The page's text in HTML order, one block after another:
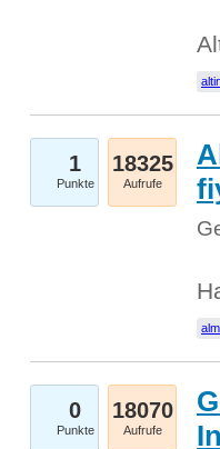
1
Punkte
18325
Aufrufe
0
Punkte
18070
Aufrufe